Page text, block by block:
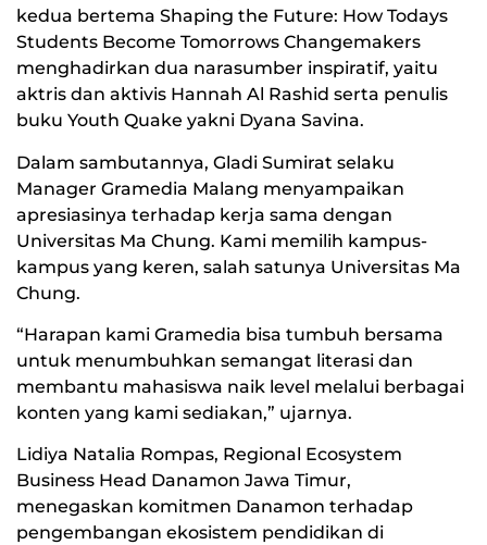
kedua bertema Shaping the Future: How Todays
Students Become Tomorrows Changemakers
menghadirkan dua narasumber inspiratif, yaitu
aktris dan aktivis Hannah Al Rashid serta penulis
buku Youth Quake yakni Dyana Savina.
Dalam sambutannya, Gladi Sumirat selaku
Manager Gramedia Malang menyampaikan
apresiasinya terhadap kerja sama dengan
Universitas Ma Chung. Kami memilih kampus-
kampus yang keren, salah satunya Universitas Ma
Chung.
“Harapan kami Gramedia bisa tumbuh bersama
untuk menumbuhkan semangat literasi dan
membantu mahasiswa naik level melalui berbagai
konten yang kami sediakan,” ujarnya.
Lidiya Natalia Rompas, Regional Ecosystem
Business Head Danamon Jawa Timur,
menegaskan komitmen Danamon terhadap
pengembangan ekosistem pendidikan di